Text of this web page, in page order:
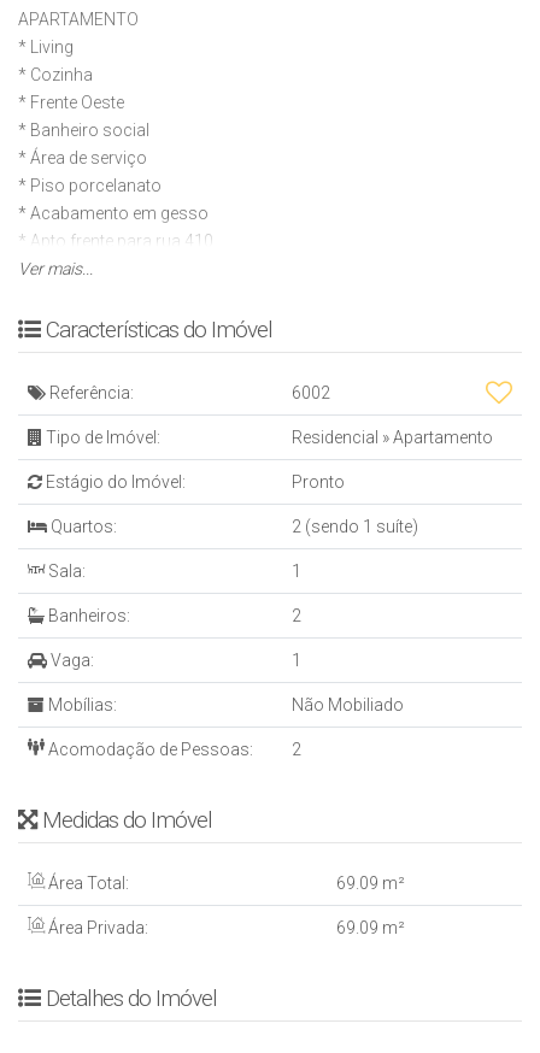
APARTAMENTO
* Living
* Cozinha
* ⁠Frente Oeste
* ⁠Banheiro social
* Área de serviço
* ⁠Piso porcelanato
* ⁠Acabamento em gesso
* ⁠Apto frente para rua 410
* ⁠02 Dormitórios (sendo 01 suite)
* ⁠01 Vaga de garagem (vaga 11 no térreo)
EMPREENDIMENTO
* ⁠Hall decorado
* ⁠02 Elevadores
* 19 Pavimentos⁠
* Portão eletrônico
* Coleta seletiva de lixo
* ⁠Box para artigos de praia
* Sensores de presença para luzes nas áreas comuns
ÁREA DE LAZER
* Terraço
– Academia
– ⁠Playground
– ⁠Salão de festas
INFORMAÇÕES ADICIONAIS:
– Área Privativa: 69,09 m²
– ⁠Condomínio: R$ 600,00 aprox.
– Data de entrega: Junho/24
– Formas de visitas: Fácil acesso, chaves na TOP3
Ver mais...
Características do Imóvel
Referência: 6002
Tipo de Imóvel: Residencial »Apartamento
Estágio do Imóvel: Pronto
Quartos: 2 (sendo 1 suíte)
Sala: 1
Banheiros: 2
Vaga: 1
Mobílias: Não Mobiliado
Acomodação de Pessoas: 2
Medidas do Imóvel
Área Total: 69 .09 m²
Área Privada: 69 .09 m²
Detalhes do Imóvel